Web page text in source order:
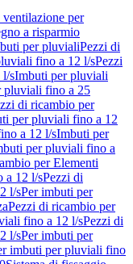
per
a risparmio
per pluvialiPezzi di
fino a 12 l/sPezzi
l/sImbuti per pluviali
pluviali fino a 25
di ricambio per
per pluviali fino a 12
a 12 l/sImbuti per
per pluviali fino a
per Elementi
a 12 l/sPezzi di
l/sPer imbuti per
Pezzi di ricambio per
fino a 12 l/sPezzi di
l/sPer imbuti per
imbuti per pluviali fino